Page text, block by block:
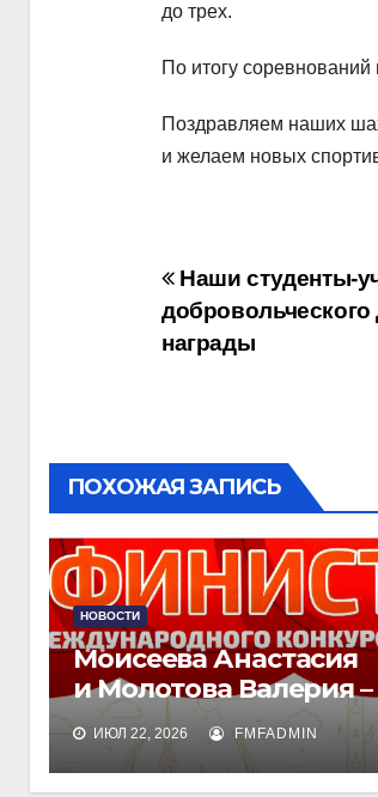
до трех.
По итогу
Поздравляем наших
и желаем новых
Навигация
по
Наши студенты-
награды
ПОХОЖАЯ ЗАПИСЬ
НОВОСТИ
Моисеева Анастасия
и Молотова Валерия –
лауреаты
международного
конкурса талантов
ИЮЛ 22, 2026 FMFADMIN